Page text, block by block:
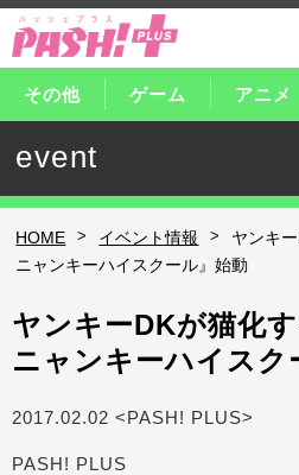
その他 ゲーム アニメ
event
HOME > イベント情報 >
ヤンキ
ニャンキーハイスクール』始動
ヤンキーDKが猫化
ニャンキーハイスク
2017.02.02 <PASH! PLUS>
PASH! PLUS